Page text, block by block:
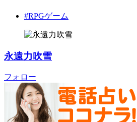
#RPGゲーム
永遠力吹雪
フォロー